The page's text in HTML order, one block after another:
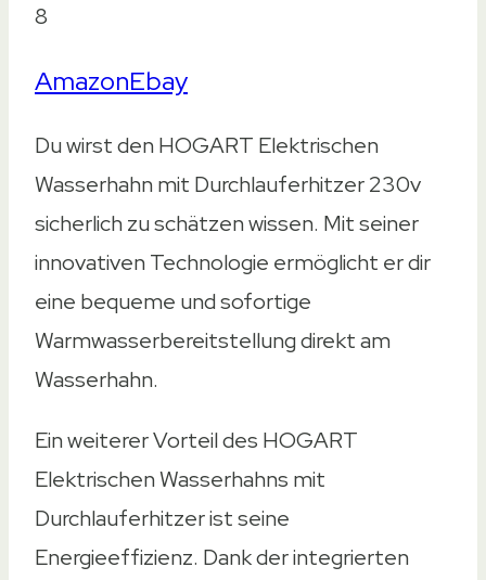
8
AmazonEbay
Du wirst den HOGART Elektrischen
Wasserhahn mit Durchlauferhitzer 230v
sicherlich zu schätzen wissen. Mit seiner
innovativen Technologie ermöglicht er dir
eine bequeme und sofortige
Warmwasserbereitstellung direkt am
Wasserhahn.
Ein weiterer Vorteil des HOGART
Elektrischen Wasserhahns mit
Durchlauferhitzer ist seine
Energieeffizienz. Dank der integrierten